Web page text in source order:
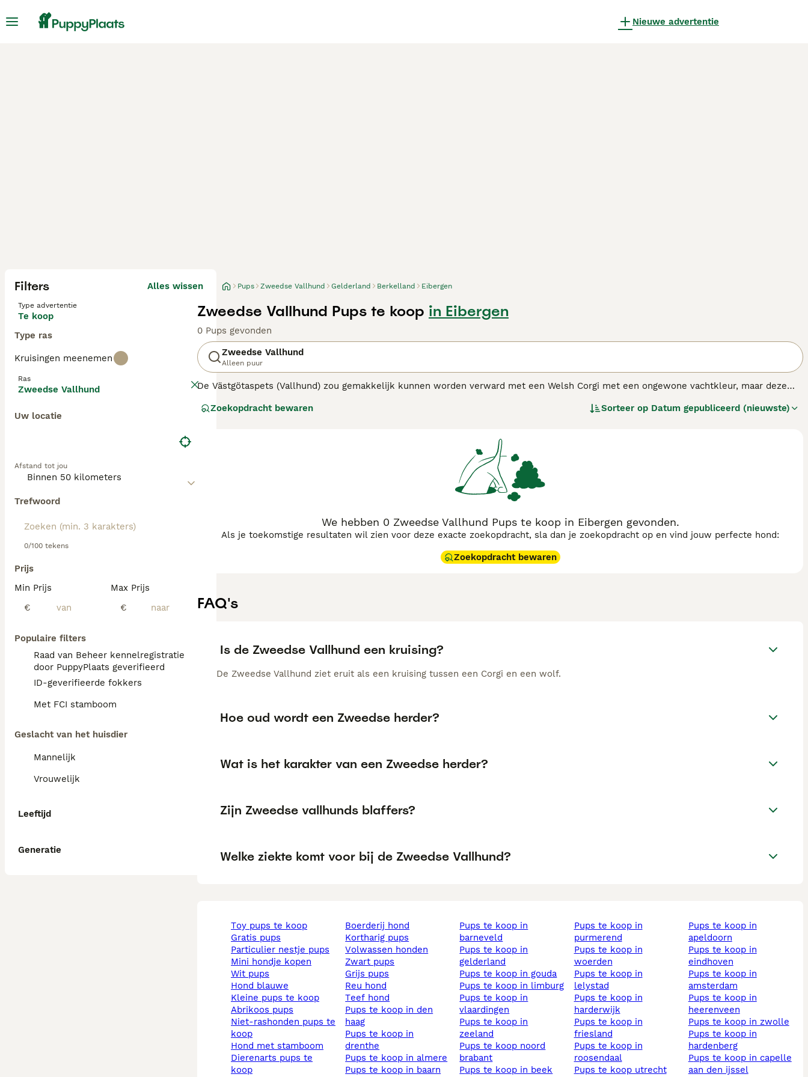
Nieuwe advertentie
Filters Alles wissen
Type advertentie
Te koop
Type ras
Kruisingen meenemen
Ras
Zweedse Vallhund
Uw locatie
Afstand tot jou
Trefwoord
0/100 tekens
Prijs
Min Prijs
€
Max Prijs
€
Populaire filters
Raad van Beheer kennelregistratie
door PuppyPlaats geverifieerd
ID-geverifieerde fokkers
Met FCI stamboom
Geslacht van het huisdier
Mannelijk
Vrouwelijk
Leeftijd
Generatie
Pups Zweedse Vallhund Gelderland Berkelland Eibergen
Zweedse Vallhund Pups te koop in Eibergen
0 Pups gevonden
Zweedse Vallhund
Alleen puur
De Västgötaspets (Vallhund) zou gemakkelijk kunnen worden verward met een Welsh Corgi met een ongewone vachtkleur, maar deze
vasthoudendheid als zeer goede werkhonden. Ze zijn daarnaast loyaal, vriendelijke en een prachtig familie huisdier.
Zoekopdracht bewaren Sorteer op Datum gepubliceerd (nieuwste)
We hebben 0 Zweedse Vallhund Pups te koop in Eibergen gevonden.
Als je toekomstige resultaten wil zien voor deze exacte zoekopdracht, sla dan je zoekopdracht op en vind jouw perfecte hond:
Zoekopdracht bewaren
FAQ's
Is de Zweedse Vallhund een kruising?
De Zweedse Vallhund ziet eruit als een kruising tussen een Corgi en een wolf.
Hoe oud wordt een Zweedse herder?
Wat is het karakter van een Zweedse herder?
Zijn Zweedse vallhunds blaffers?
Welke ziekte komt voor bij de Zweedse Vallhund?
toy pups te koop
gratis pups
particulier nestje pups
mini hondje kopen
wit pups
hond blauwe
kleine pups te koop
abrikoos pups
niet-rashonden pups te
koop
hond met stamboom
dierenarts pups te
koop
boerderij hond
kortharig pups
volwassen honden
zwart pups
grijs pups
reu hond
teef hond
pups te koop in den
haag
pups te koop in
drenthe
pups te koop in almere
pups te koop in baarn
pups te koop in
barneveld
pups te koop in
gelderland
pups te koop in gouda
pups te koop in limburg
pups te koop in
vlaardingen
pups te koop in
zeeland
pups te koop noord
brabant
pups te koop in beek
pups te koop in
purmerend
pups te koop in
woerden
pups te koop in
lelystad
pups te koop in
harderwijk
pups te koop in
friesland
pups te koop in
roosendaal
pups te koop utrecht
pups te koop in
apeldoorn
pups te koop in
eindhoven
pups te koop in
amsterdam
pups te koop in
heerenveen
pups te koop in zwolle
pups te koop in
hardenberg
pups te koop in capelle
aan den ijssel